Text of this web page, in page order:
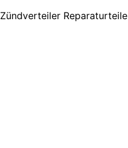
Zündverteiler Reparaturteile